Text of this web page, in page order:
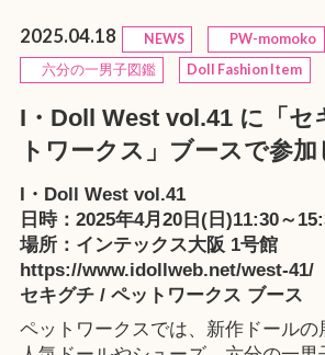
2025.04.18 NEWS PW-momoko
六分の一男子図鑑
Doll Fashion Item
I・Doll West vol.41 に「セ
トワークス」ブースで参加
I・Doll West vol.41
日時：2025年4月20日(日)11:30～
場所：インテックス大阪 1号館
https://www.idollweb.net/west-41/
セキグチ / ペットワークス ブース
ペットワークスでは、新作ドールの